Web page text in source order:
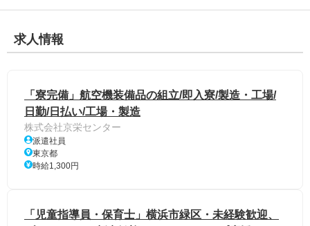
求人情報
「寮完備」航空機装備品の組立/即入寮/製造・工場/
日勤/日払い/工場・製造
株式会社京栄センター
派遣社員
東京都
時給1,300円
「児童指導員・保育士」横浜市緑区・未経験歓迎、